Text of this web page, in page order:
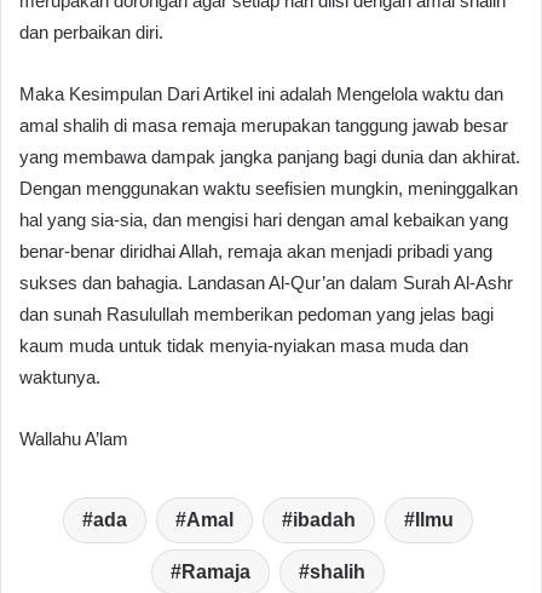
dan perbaikan diri.
Maka Kesimpulan Dari Artikel ini adalah Mengelola waktu dan
amal shalih di masa remaja merupakan tanggung jawab besar
yang membawa dampak jangka panjang bagi dunia dan akhirat.
Dengan menggunakan waktu seefisien mungkin, meninggalkan
hal yang sia-sia, dan mengisi hari dengan amal kebaikan yang
benar-benar diridhai Allah, remaja akan menjadi pribadi yang
sukses dan bahagia. Landasan Al-Qur’an dalam Surah Al-Ashr
dan sunah Rasulullah memberikan pedoman yang jelas bagi
kaum muda untuk tidak menyia-nyiakan masa muda dan
waktunya.
Wallahu A’lam
ada Amal ibadah Ilmu
Ramaja shalih